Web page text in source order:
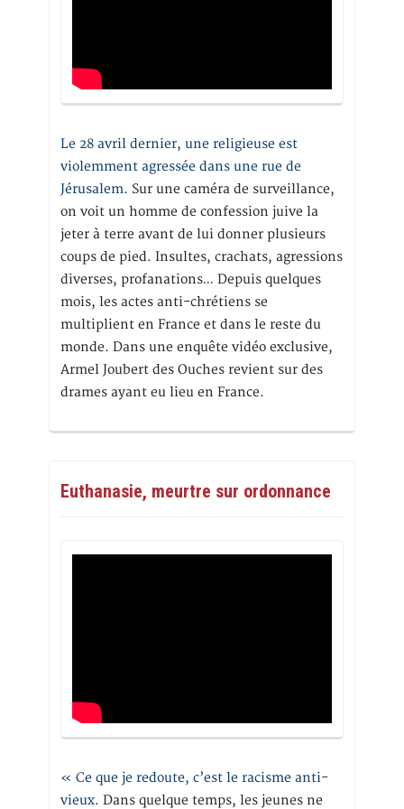
Le 28 avril dernier, une religieuse est
violemment agressée dans une rue de
Jérusalem. Sur une caméra de surveillance,
on voit un homme de confession juive la
jeter à terre avant de lui donner plusieurs
coups de pied. Insultes, crachats, agressions
diverses, profanations… Depuis quelques
mois, les actes anti-chrétiens se
multiplient en France et dans le reste du
monde. Dans une enquête vidéo exclusive,
Armel Joubert des Ouches revient sur des
drames ayant eu lieu en France.
Euthanasie, meurtre sur ordonnance
« Ce que je redoute, c’est le racisme anti-
vieux. Dans quelque temps, les jeunes ne